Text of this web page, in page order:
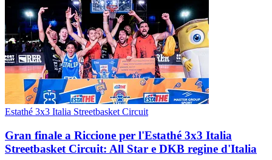
Estathé 3x3 Italia Streetbasket Circuit
Gran finale a Riccione per l'Estathé 3x3 Italia
Streetbasket Circuit: All Star e DKB regine d'Italia